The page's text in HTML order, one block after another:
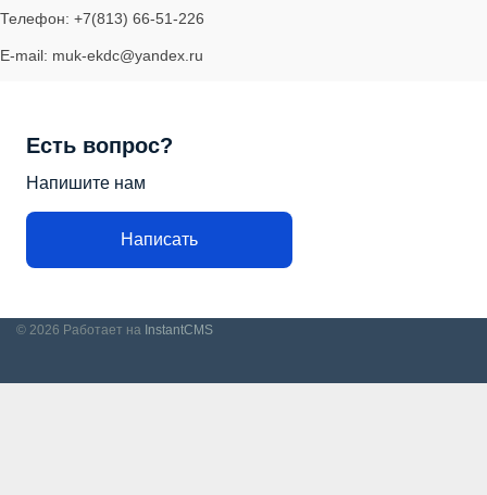
Телефон: +7(813) 66-51-226
E-mail: muk-ekdc@yandex.ru
Есть вопрос?
Напишите нам
Написать
© 2026 Работает на InstantCMS